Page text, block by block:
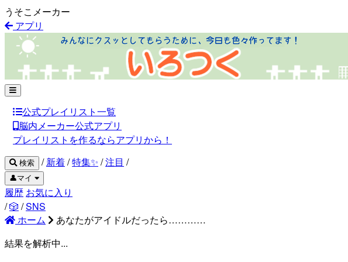
うそこメーカー
アプリ
公式プレイリスト一覧
脳内メーカー公式アプリ
プレイリストを作るならアプリから！
検索 / 新着/特集✨ /注目 /
👤マイ
履歴 お気に入り
/🎲 /SNS
ホーム
あなたがアイドルだったら…………
結果を解析中...